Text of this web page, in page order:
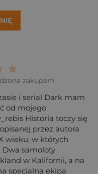
Twoja ocena:
ocena: Wybitna 9/
ocena: Rewelacyjna 8/
Bardzo dobra 7/10"
6/10"
5/10"
4/10"
10"
zakupem
i serial Dark mam
od mojego
Historia toczy się
przez autora
wieku, w których
samoloty
w Kalifornii, a na
specjalna ekipa